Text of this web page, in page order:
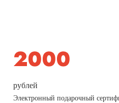
рублей
Электронный подарочный